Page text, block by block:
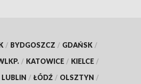
/ BYDGOSZCZ / GDAŃSK /
/ KATOWICE / KIELCE /
LUBLIN / ŁÓDŹ / OLSZTYN /